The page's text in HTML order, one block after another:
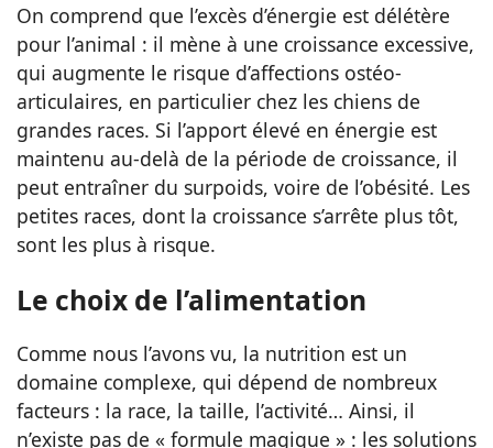
On comprend que l’excès d’énergie est délétère
pour l’animal : il mène à une croissance excessive,
qui augmente le risque d’affections ostéo-
articulaires, en particulier chez les chiens de
grandes races. Si l’apport élevé en énergie est
maintenu au-delà de la période de croissance, il
peut entraîner du surpoids, voire de l’obésité. Les
petites races, dont la croissance s’arrête plus tôt,
sont les plus à risque.
Le choix de l’alimentation
Comme nous l’avons vu, la nutrition est un
domaine complexe, qui dépend de nombreux
facteurs : la race, la taille, l’activité… Ainsi, il
n’existe pas de « formule magique » : les solutions